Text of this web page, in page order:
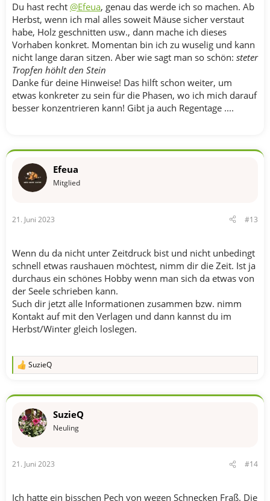
Du hast recht @Efeua, genau das werde ich so machen. Ab
Herbst, wenn ich mal alles soweit Mäuse sicher verstaut
habe, Holz geschnitten usw., dann mache ich dieses
Vorhaben konkret. Momentan bin ich zu wuselig und kann
nicht lange daran sitzen. Aber wie sagt man so schön: steter
Tropfen höhlt den Stein
Danke für deine Hinweise! Das hilft schon weiter, um
etwas konkreter zu sein für die Phasen, wo ich mich darauf
besser konzentrieren kann! Gibt ja auch Regentage ....
Efeua
Mitglied
21. Juni 2023 #13
Wenn du da nicht unter Zeitdruck bist und nicht unbedingt
schnell etwas raushauen möchtest, nimm dir die Zeit. Ist ja
durchaus ein schönes Hobby wenn man sich da etwas von
der Seele schrieben kann.
Such dir jetzt alle Informationen zusammen bzw. nimm
Kontakt auf mit den Verlagen und dann kannst du im
Herbst/Winter gleich loslegen.
R
k
o
:
SuzieQ
SuzieQ
Neuling
21. Juni 2023 #14
Ich hatte ein bisschen Pech von wegen Schnecken Fraß. Die